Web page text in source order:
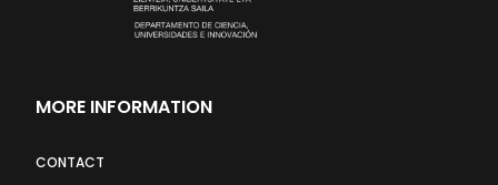
MORE INFORMATION
CONTACT